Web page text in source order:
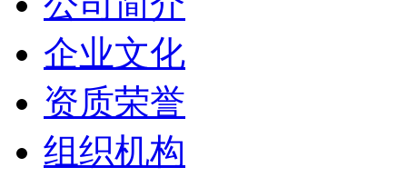
企业文化
资质荣誉
组织机构